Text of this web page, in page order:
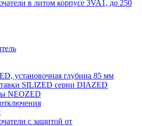
в литом корпусе 3VA1, до 250
установочная глубина 85 мм
SILIZED серии DIAZED
NEOZED
с защитой от